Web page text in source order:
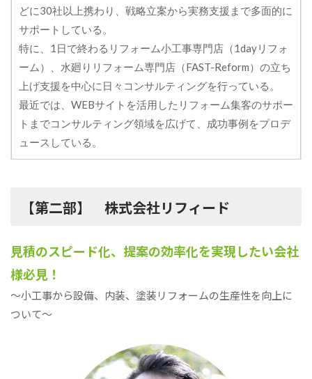
どに30社以上携わり、戦略立案から実務支援まで多面的に
サポートしている。
特に、1日で終わるリフォーム小工事専門店（1dayリフォ
ーム）、水廻りリフォーム専門店（FAST-Reform）の立ち
上げ支援を中心に日々コンサルティングを行っている。
最近では、WEBサイトを活用したリフォーム集客のサポー
トまでコンサルティング領域を広げて、成功事例をプロデ
ュースしている。
【第二部】 株式会社リフィード
見積のスピード化、提案の効率化を実現したい会社
様必見！
～小工事から設備、内装、塗装リフォームの生産性を向上に
ついて～